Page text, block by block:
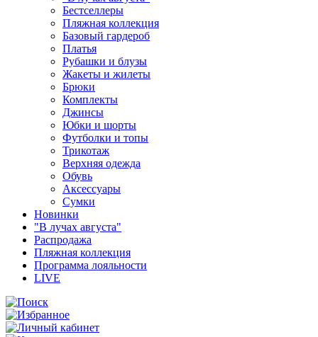
Бестселлеры
Пляжная коллекция
Базовый гардероб
Платья
Рубашки и блузы
Жакеты и жилеты
Брюки
Комплекты
Джинсы
Юбки и шорты
Футболки и топы
Трикотаж
Верхняя одежда
Обувь
Аксессуары
Сумки
Новинки
"В лучах августа"
Распродажа
Пляжная коллекция
Программа лояльности
LIVE